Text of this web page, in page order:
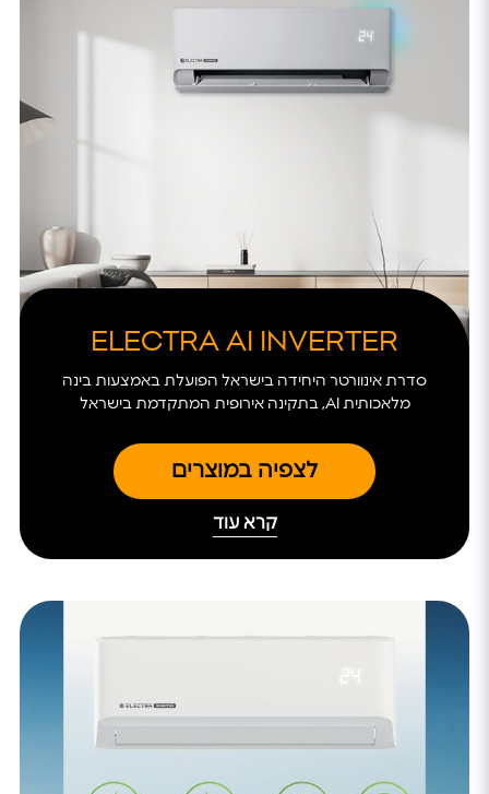
ELECTRA AI INVERTER
סדרת אינוורטר היחידה בישראל הפועלת באמצעות בינה
מלאכותית AI, בתקינה אירופית המתקדמת בישראל
לצפיה במוצרים
קרא עוד